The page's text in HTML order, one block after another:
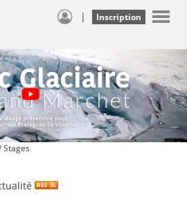
| Inscription
Stages